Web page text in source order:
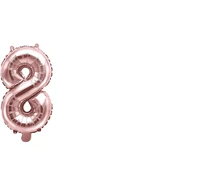
balón nefúkať héliom, nevznášal